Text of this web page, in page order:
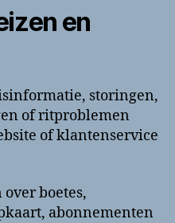
en
storingen,
of ritproblemen
of klantenservice
boetes,
abonnementen